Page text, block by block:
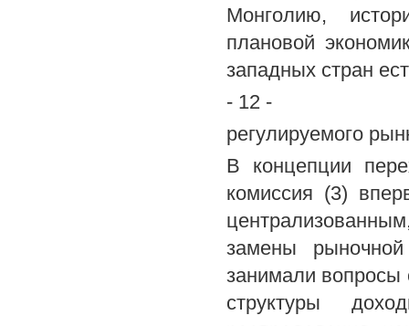
Монголию,
плановой
западных стран
- 12 -
регулируемого
В концепции
комиссия (3)
замены
занимали вопросы
структуры